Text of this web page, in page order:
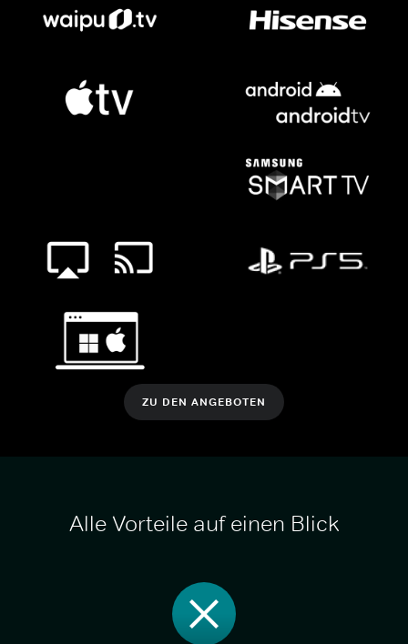
ZU DEN ANGEBOTEN
Alle Vorteile auf einen Blick